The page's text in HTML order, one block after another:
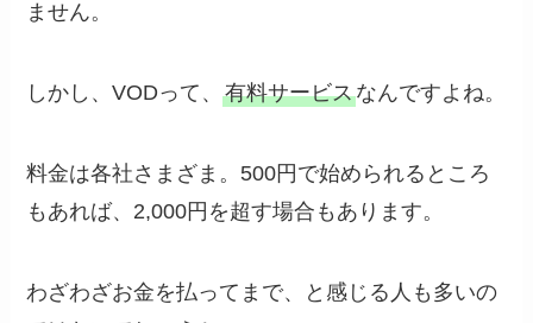
ません。
しかし、VODって、有料サービスなんですよね。
料金は各社さまざま。500円で始められるところ
もあれば、2,000円を超す場合もあります。
わざわざお金を払ってまで、と感じる人も多いの